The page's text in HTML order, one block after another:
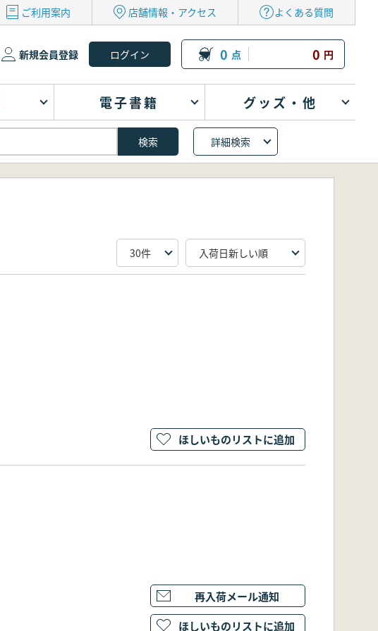
ご利用案内 店舗情報・アクセス よくある質問
新規会員登録 0 点 0 円
電子書籍 グッズ・他
詳細検索
ほしいものリストに追加
再入荷メール通知
ほしいものリストに追加